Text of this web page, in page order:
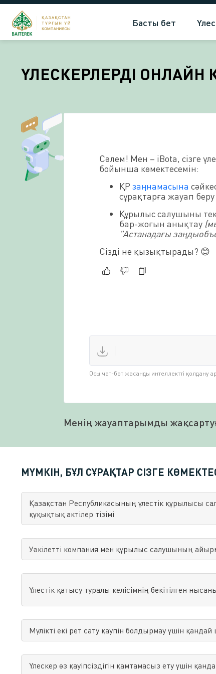
Басты бет
ҮЛЕСКЕРЛЕРДІ
Сәлем! Мен – iBota, сізге
бойынша көмектесемін:
ҚР заңнамасына
сұрақтарға жауап беру
Құрылыс салушыны
бар-жоғын анықтау
"Астанадағы
Сізді не қызықтырады? 😊
Осы чат-бот жасанды интеллектті қолдану
Менің жауаптарымды
МҮМКІН, БҰЛ СҰРАҚТАР СІЗГЕ
Қазақстан Республикасының үлестік құрылысы
құқықтық актілер тізімі
Уәкілетті компания мен құрылыс салушының
Үлестік қатысу туралы келісімнің бекітілген
Мүлікті екі рет сату қаупін болдырмау үшін
Үлескер өз қауіпсіздігін қамтамасыз ету үшін